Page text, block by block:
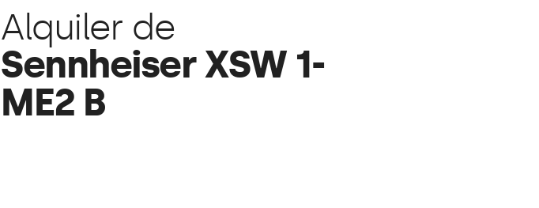
Alquiler de
Sennheiser XSW 1-
ME2 B